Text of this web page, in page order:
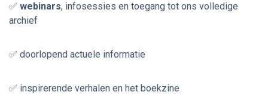
✅ webinars, infosessies en toegang tot ons volledige
archief
✅ doorlopend actuele informatie
✅ inspirerende verhalen en het boekzine